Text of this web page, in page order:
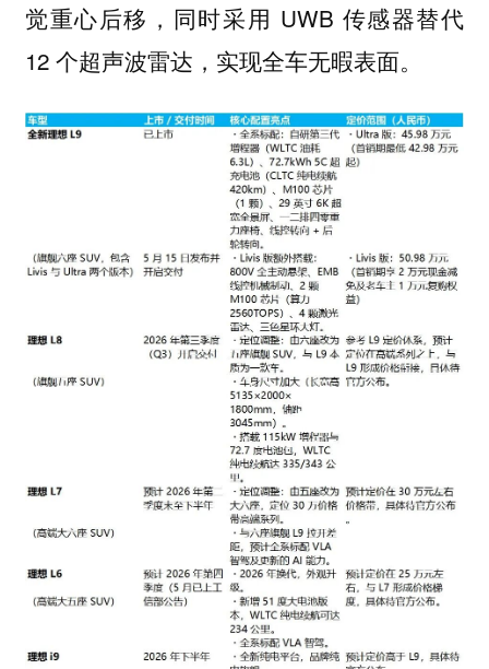
觉重心后移，同时采用 UWB 传感器替代
12 个超声波雷达，实现全车无暇表面。